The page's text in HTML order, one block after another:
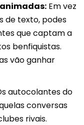
Em vez
de texto, podes
que captam a
benfiquistas.
vão ganhar
autocolantes do
conversas
rivais.